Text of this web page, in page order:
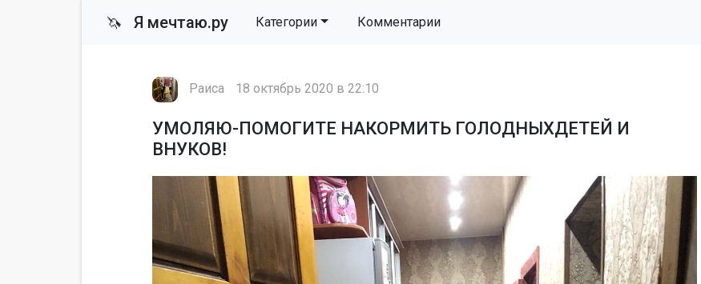
🦄 Я мечтаю.ру Категории Комментарии
Раиса 18 октябрь 2020 в 22:10
УМОЛЯЮ-ПОМОГИТЕ НАКОРМИТЬ ГОЛОДНЫХДЕТЕЙ И
ВНУКОВ!